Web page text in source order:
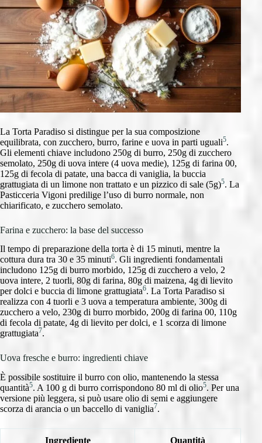
La Torta Paradiso si distingue per la sua composizione
equilibrata, con zucchero, burro, farine e uova in parti uguali5.
Gli elementi chiave includono 250g di burro, 250g di zucchero
semolato, 250g di uova intere (4 uova medie), 125g di farina 00,
125g di fecola di patate, una bacca di vaniglia, la buccia
grattugiata di un limone non trattato e un pizzico di sale (5g)5. La
Pasticceria Vigoni predilige l’uso di burro normale, non
chiarificato, e zucchero semolato.
Farina e zucchero: la base del successo
Il tempo di preparazione della torta è di 15 minuti, mentre la
cottura dura tra 30 e 35 minuti6. Gli ingredienti fondamentali
includono 125g di burro morbido, 125g di zucchero a velo, 2
uova intere, 2 tuorli, 80g di farina, 80g di maizena, 4g di lievito
per dolci e buccia di limone grattugiata6. La Torta Paradiso si
realizza con 4 tuorli e 3 uova a temperatura ambiente, 300g di
zucchero a velo, 230g di burro morbido, 200g di farina 00, 110g
di fecola di patate, 4g di lievito per dolci, e 1 scorza di limone
grattugiata7.
Uova fresche e burro: ingredienti chiave
È possibile sostituire il burro con olio, mantenendo la stessa
quantità5. A 100 g di burro corrispondono 80 ml di olio5. Per una
versione più leggera, si può usare olio di semi e aggiungere
scorza di arancia o un baccello di vaniglia7.
Ingrediente Quantità